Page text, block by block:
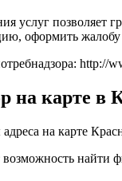
услуг позволяет
оформить
http://
на карте в
на карте
возможность найти